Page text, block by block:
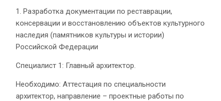
1. Разработка документации по реставрации,
консервации и восстановлению объектов культурного
наследия (памятников культуры и истории)
Российской Федерации
Специалист 1: Главный архитектор.
Необходимо: Аттестация по специальности
архитектор, направление – проектные работы по